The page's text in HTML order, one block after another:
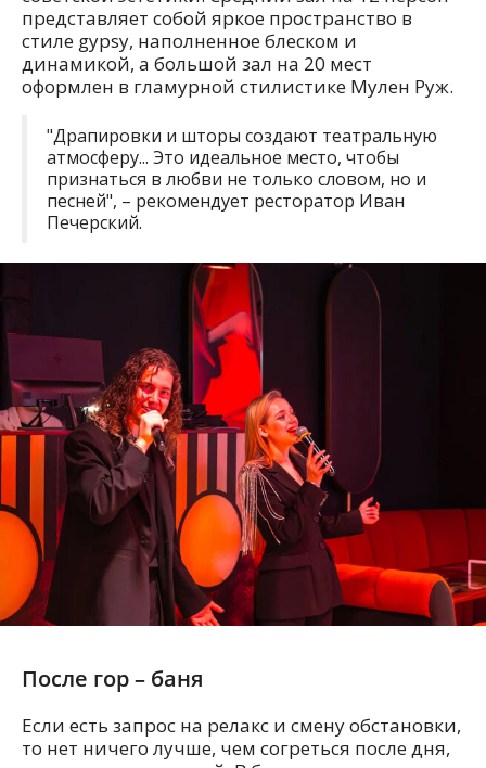
представляет собой яркое пространство в
стиле gypsy, наполненное блеском и
динамикой, а большой зал на 20 мест
оформлен в гламурной стилистике Мулен Руж.
"Драпировки и шторы создают театральную
атмосферу... Это идеальное место, чтобы
признаться в любви не только словом, но и
песней", – рекомендует ресторатор Иван
Печерский.
После гор – баня
Если есть запрос на релакс и смену обстановки,
то нет ничего лучше, чем согреться после дня,